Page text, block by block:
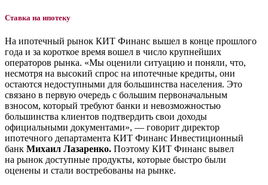
Ставка на ипотеку
На ипотечный рынок КИТ Финанс вышел в конце прошлого
года и за короткое время вошел в число крупнейших
операторов рынка. «Мы оценили ситуацию и поняли, что,
несмотря на высокий спрос на ипотечные кредиты, они
остаются недоступными для большинства населения. Это
связано в первую очередь с большим первоначальным
взносом, который требуют банки и невозможностью
большинства клиентов подтвердить свои доходы
официальными документами», — говорит директор
ипотечного департамента КИТ Финанс Инвестиционный
банк Михаил Лазаренко. Поэтому КИТ Финанс вывел
на рынок доступные продукты, которые быстро были
оценены и стали востребованы на рынке.